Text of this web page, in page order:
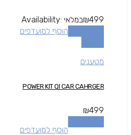
₪499
Availability: במלאי
הוסף למועדפים
מטענים
POWER KIT QI CAR CAHRGER
₪499
הוסף למועדפים